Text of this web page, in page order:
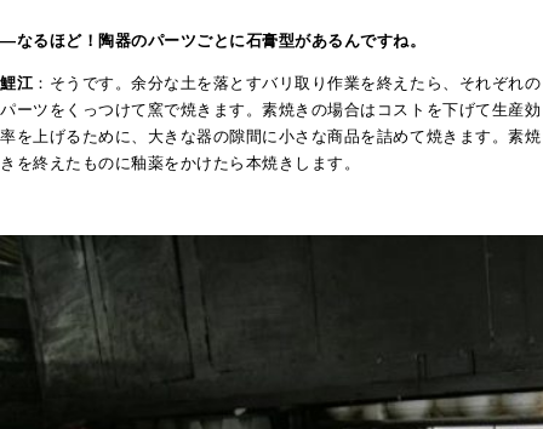
―なるほど！陶器のパーツごとに石膏型があるんですね。
鯉江 ：そうです。余分な土を落とすバリ取り作業を終えたら、それぞれの
パーツをくっつけて窯で焼きます。素焼きの場合はコストを下げて生産効
率を上げるために、大きな器の隙間に小さな商品を詰めて焼きます。素焼
きを終えたものに釉薬をかけたら本焼きします。